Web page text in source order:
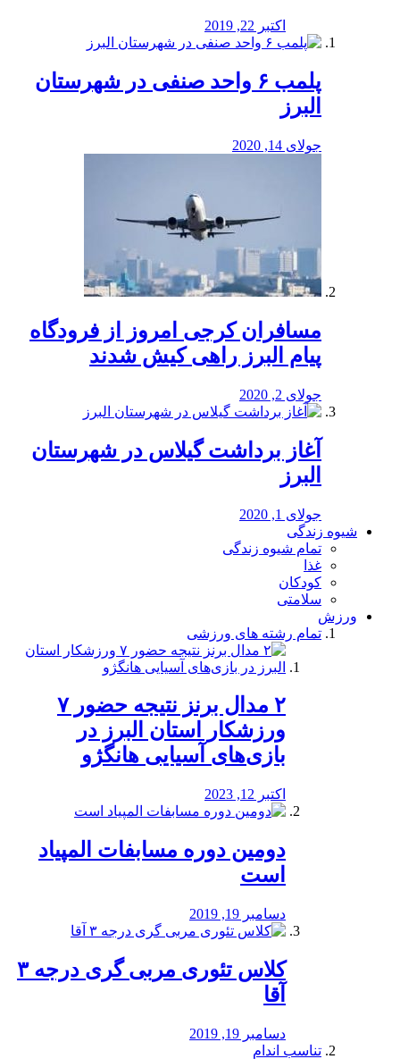
اکتبر 22, 2019
پلمب ۶ واحد صنفی در شهرستان
البرز
جولای 14, 2020
مسافران کرجی امروز از فرودگاه
پیام البرز راهی کیش شدند
جولای 2, 2020
آغاز برداشت گیلاس در شهرستان
البرز
جولای 1, 2020
شیوه زندگی
تمام شیوه زندگی
غذا
کودکان
سلامتی
ورزش
تمام رشته های ورزشی
۲ مدال برنز نتیجه حضور ۷
ورزشکار استان البرز در
بازی‌های آسیایی هانگژو
اکتبر 12, 2023
دومین دوره مسابفات المپیاد
است
دسامبر 19, 2019
کلاس تئوری مربی گری درجه ۳
آقا
دسامبر 19, 2019
تناسب اندام